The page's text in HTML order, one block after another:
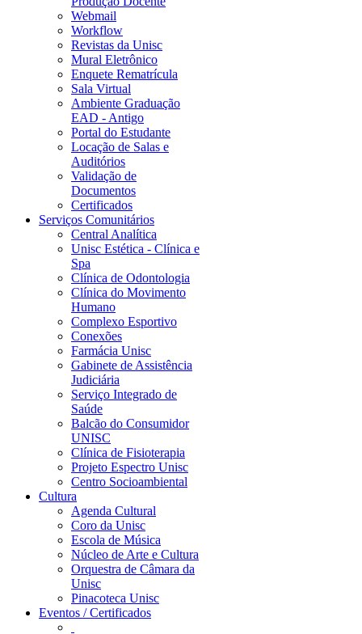
Webmail
Workflow
Revistas da Unisc
Mural Eletrônico
Enquete Rematrícula
Sala Virtual
Ambiente Graduação
EAD - Antigo
Portal do Estudante
Locação de Salas e
Auditórios
Validação de
Documentos
Certificados
Serviços Comunitários
Central Analítica
Unisc Estética - Clínica e
Spa
Clínica de Odontologia
Clínica do Movimento
Humano
Complexo Esportivo
Conexões
Farmácia Unisc
Gabinete de Assistência
Judiciária
Serviço Integrado de
Saúde
Balcão do Consumidor
UNISC
Clínica de Fisioterapia
Projeto Espectro Unisc
Centro Socioambiental
Cultura
Agenda Cultural
Coro da Unisc
Escola de Música
Núcleo de Arte e Cultura
Orquestra de Câmara da
Unisc
Pinacoteca Unisc
Eventos / Certificados